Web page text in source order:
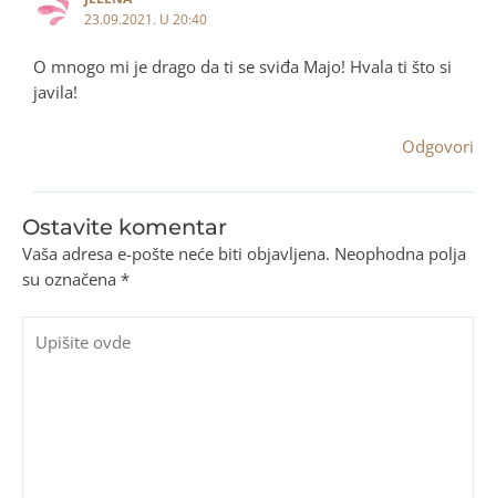
23.09.2021. U 20:40
O mnogo mi je drago da ti se sviđa Majo! Hvala ti što si
javila!
Odgovori
Ostavite komentar
Vaša adresa e-pošte neće biti objavljena. Neophodna polja
su označena *
ovde